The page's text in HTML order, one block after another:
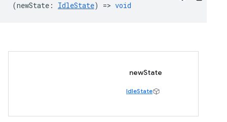
(newState : IdleState) => void
newState
IdleState